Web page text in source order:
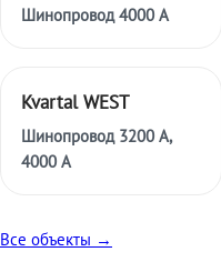
Шинопровод 4000 А
Kvartal WEST
Шинопровод 3200 А,
4000 А
Все объекты →